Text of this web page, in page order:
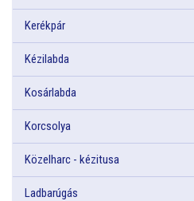
Kerékpár
Kézilabda
Kosárlabda
Korcsolya
Közelharc - kézitusa
Ladbarúgás